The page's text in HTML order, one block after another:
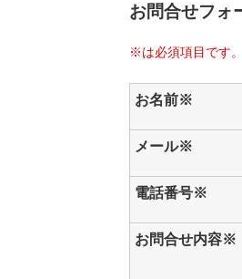
お問合せフォ
※は必須項目です。
お名前※
メール※
電話番号※
お問合せ内容※